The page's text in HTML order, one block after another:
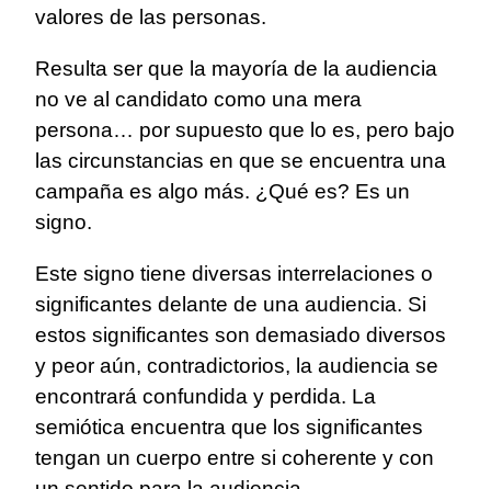
valores de las personas.
Resulta ser que la mayoría de la audiencia
no ve al candidato como una mera
persona… por supuesto que lo es, pero bajo
las circunstancias en que se encuentra una
campaña es algo más. ¿Qué es? Es un
signo.
Este signo tiene diversas interrelaciones o
significantes delante de una audiencia. Si
estos significantes son demasiado diversos
y peor aún, contradictorios, la audiencia se
encontrará confundida y perdida. La
semiótica encuentra que los significantes
tengan un cuerpo entre si coherente y con